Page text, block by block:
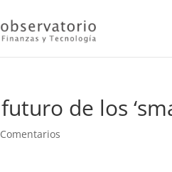
de los